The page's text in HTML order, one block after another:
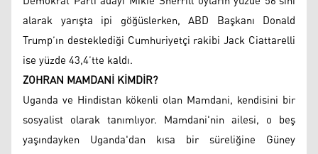
alarak yarışta ipi göğüslerken, ABD Başkanı Donald
Trump’ın desteklediği Cumhuriyetçi rakibi Jack Ciattarelli
ise yüzde 43,4’tte kaldı.
ZOHRAN MAMDANİ KİMDİR?
Uganda ve Hindistan kökenli olan Mamdani, kendisini bir
sosyalist olarak tanımlıyor. Mamdani'nin ailesi, o beş
yaşındayken Uganda'dan kısa bir süreliğine Güney